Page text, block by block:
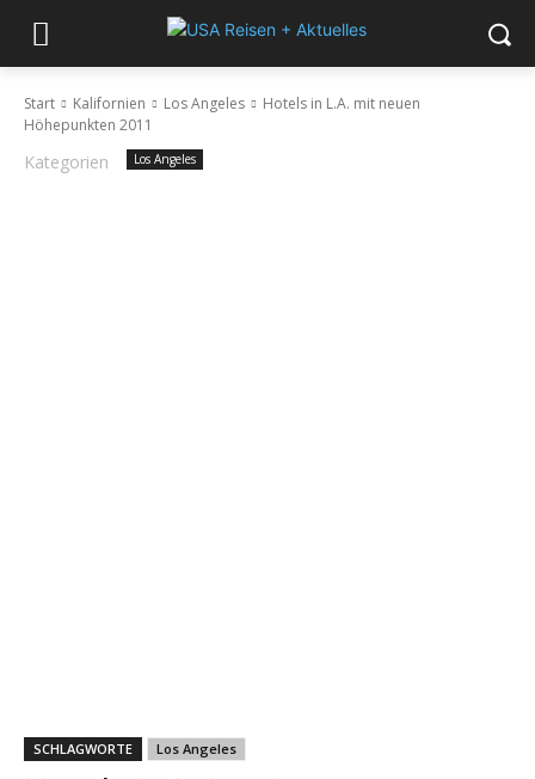
Start Kalifornien Los Angeles
Hotels in L.A. mit neuen
Höhepunkten 2011
Kategorien Los Angeles
SCHLAGWORTE Los Angeles